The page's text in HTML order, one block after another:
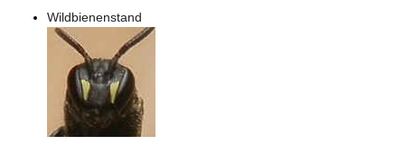
Wildbienenstand